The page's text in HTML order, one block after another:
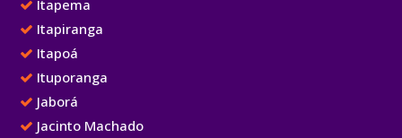
Itapema
Itapiranga
Itapoá
Ituporanga
Jaborá
Jacinto Machado